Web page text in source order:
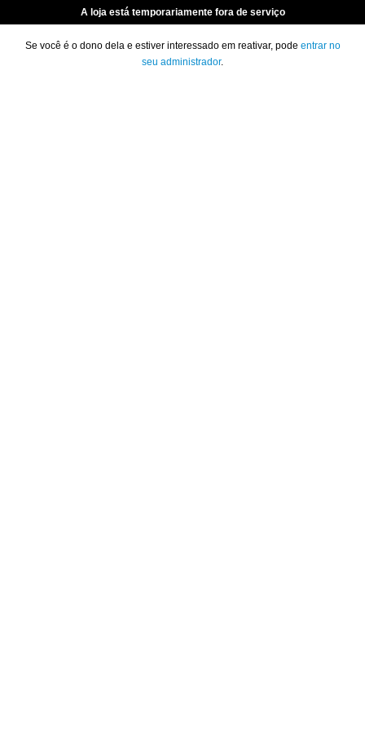
A loja está temporariamente fora de serviço
Se você é o dono dela e estiver interessado em reativar, pode entrar no
seu administrador.